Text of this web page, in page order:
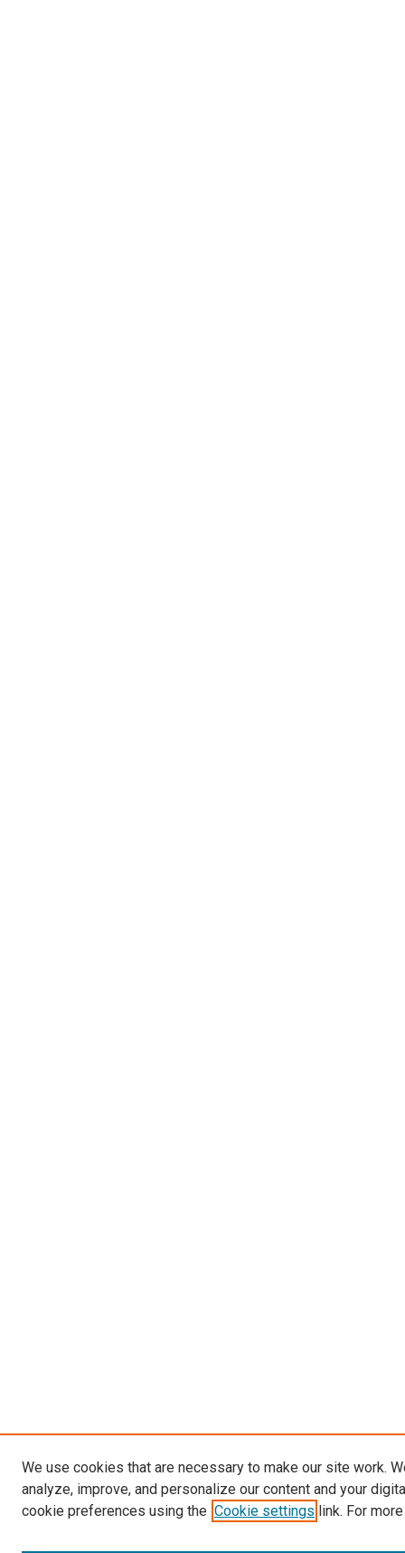
We use cookies that are necessary to make our site work.
analyze, improve, and personalize our content and your
cookie preferences using the Cookie settings link. For